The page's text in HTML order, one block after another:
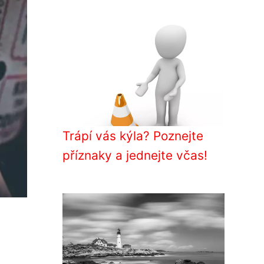
Trápí vás kýla? Poznejte
příznaky a jednejte včas!